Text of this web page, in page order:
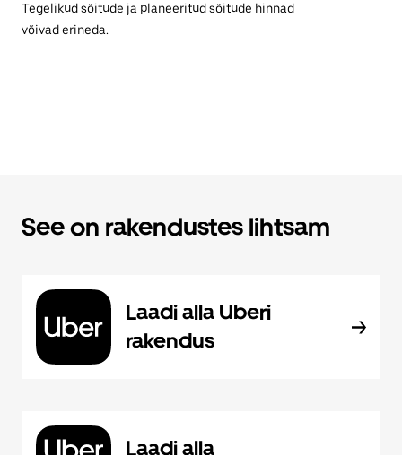
Tegelikud sõitude ja planeeritud sõitude hinnad
võivad erineda.
See on rakendustes lihtsam
Laadi alla Uberi
rakendus
Laadi alla